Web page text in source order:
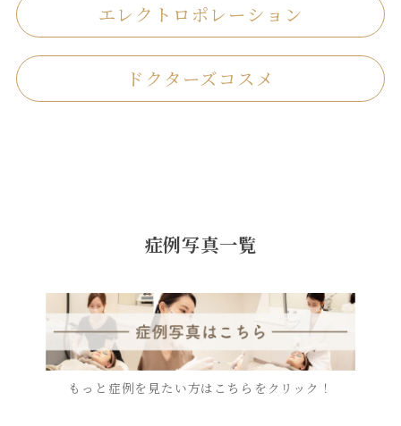
エレクトロポレーション
ドクターズコスメ
症例写真一覧
もっと症例を見たい方はこちらをクリック！